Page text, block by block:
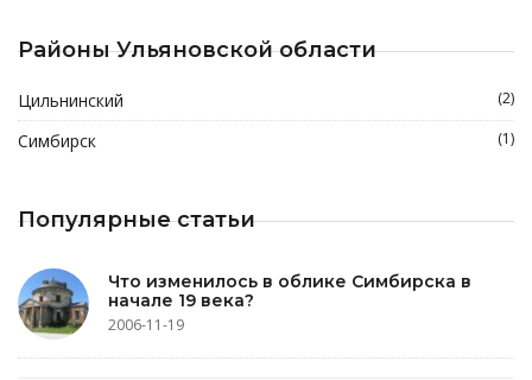
Районы Ульяновской области
Цильнинский (2)
Симбирск (1)
Популярные статьи
Что изменилось в облике Симбирска в
начале 19 века?
2006-11-19